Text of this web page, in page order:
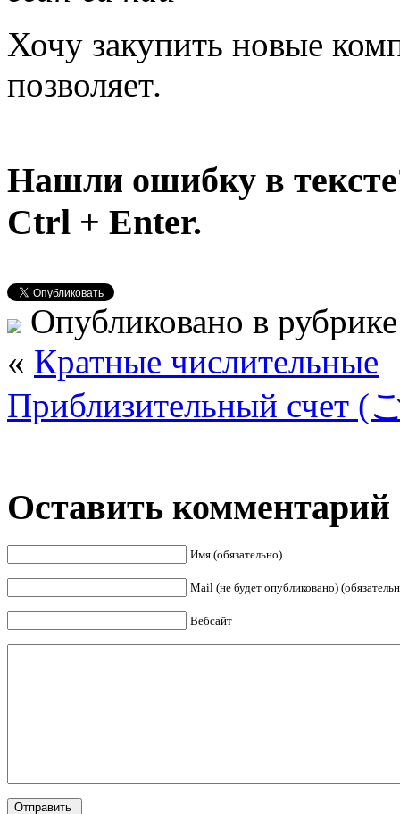
Хочу закупить новые
позволяет.
Нашли ошибку в
Ctrl + Enter.
Опубликовано в
« Кратные числительные
Приблизительный счет (
Оставить комментарий
Имя (обязательно)
Mail (не будет опубликовано)
Вебсайт